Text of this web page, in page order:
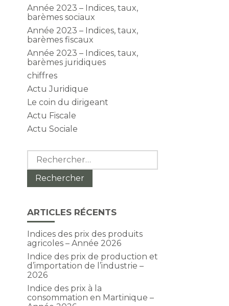
Année 2023 – Indices, taux,
barèmes sociaux
Année 2023 – Indices, taux,
barèmes fiscaux
Année 2023 – Indices, taux,
barèmes juridiques
chiffres
Actu Juridique
Le coin du dirigeant
Actu Fiscale
Actu Sociale
Rechercher :
ARTICLES RÉCENTS
Indices des prix des produits
agricoles – Année 2026
Indice des prix de production et
d’importation de l’industrie –
2026
Indice des prix à la
consommation en Martinique –